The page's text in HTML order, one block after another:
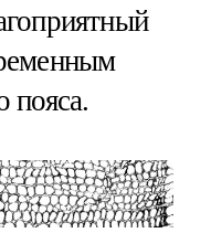
пояса.